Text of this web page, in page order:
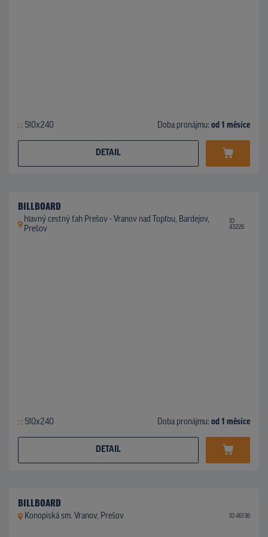
510x240 Doba pronájmu: od 1 měsíce
DETAIL
BILLBOARD
hlavný cestný ťah Prešov - Vranov nad Topľou, Bardejov,
Prešov
ID
43226
510x240 Doba pronájmu: od 1 měsíce
DETAIL
BILLBOARD
Konopiská sm. Vranov, Prešov ID 46136